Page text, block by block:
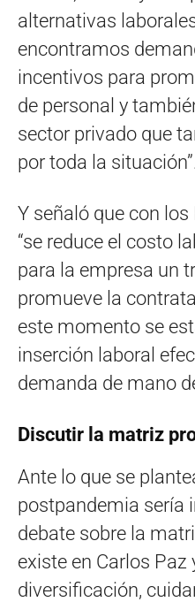
alternativas
encontramos
incentivos para
de personal y
sector privado que
por toda la
Y señaló que con
“se reduce el costo
para la empresa un
promueve la
este momento se
inserción laboral
demanda de mano
Discutir la matriz
Ante lo que se
postpandemia sería
debate sobre la
existe en Carlos
diversificación,